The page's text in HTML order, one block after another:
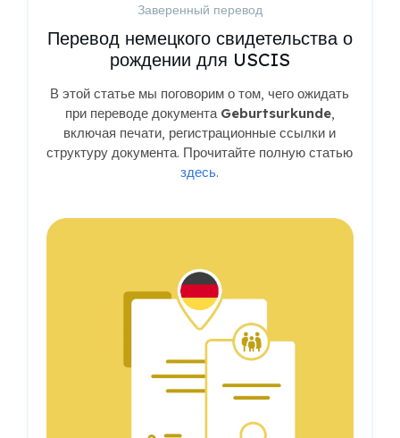
Заверенный перевод
Перевод немецкого свидетельства о
рождении для USCIS
В этой статье мы поговорим о том, чего ожидать
при переводе документа Geburtsurkunde,
включая печати, регистрационные ссылки и
структуру документа. Прочитайте полную статью
здесь.